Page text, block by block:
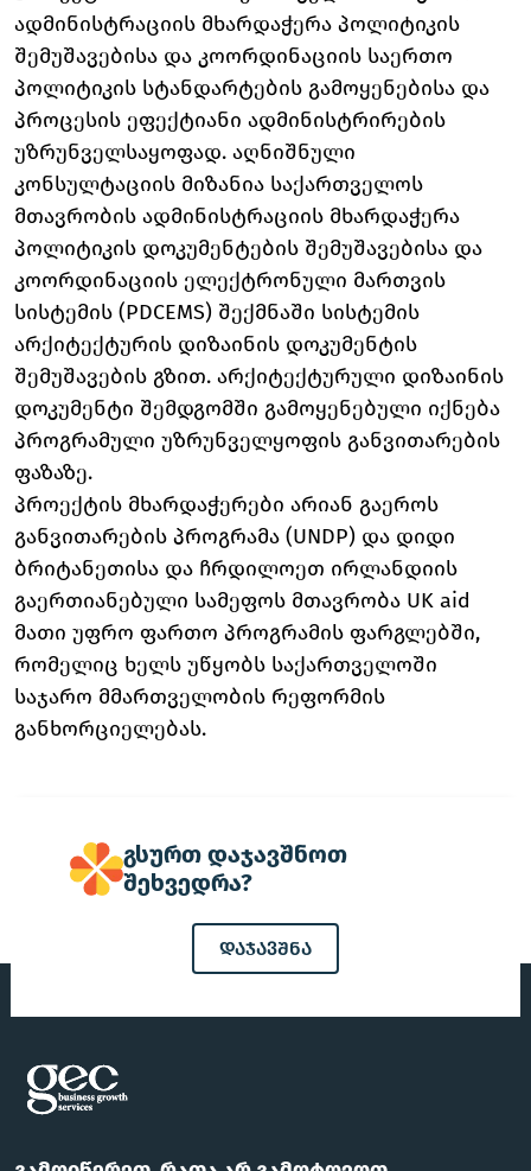
ადმინისტრაციის მხარდაჭერა პოლიტიკის
შემუშავებისა და კოორდინაციის საერთო
პოლიტიკის სტანდარტების გამოყენებისა და
პროცესის ეფექტიანი ადმინისტრირების
უზრუნველსაყოფად. აღნიშნული
კონსულტაციის მიზანია საქართველოს
მთავრობის ადმინისტრაციის მხარდაჭერა
პოლიტიკის დოკუმენტების შემუშავებისა და
კოორდინაციის ელექტრონული მართვის
სისტემის (PDCEMS) შექმნაში სისტემის
არქიტექტურის დიზაინის დოკუმენტის
შემუშავების გზით. არქიტექტურული დიზაინის
დოკუმენტი შემდგომში გამოყენებული იქნება
პროგრამული უზრუნველყოფის განვითარების
ფაზაზე.
პროექტის მხარდაჭერები არიან გაეროს
განვითარების პროგრამა (UNDP) და დიდი
ბრიტანეთისა და ჩრდილოეთ ირლანდიის
გაერთიანებული სამეფოს მთავრობა UK aid
მათი უფრო ფართო პროგრამის ფარგლებში,
რომელიც ხელს უწყობს საქართველოში
საჯარო მმართველობის რეფორმის
განხორციელებას.
გსურთ დაჯავშნოთ
შეხვედრა?
დაჯავშნა